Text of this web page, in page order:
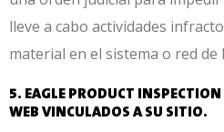
lleve a cabo actividades
material en el sistema o red
5. EAGLE PRODUCT
WEB VINCULADOS A SU SITIO.